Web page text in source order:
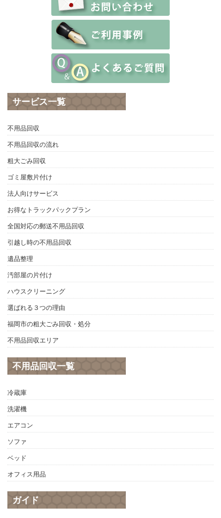
サービス一覧
不用品回収
不用品回収の流れ
粗大ごみ回収
ゴミ屋敷片付け
法人向けサービス
お得なトラックパックプラン
全国対応の郵送不用品回収
引越し時の不用品回収
遺品整理
汚部屋の片付け
ハウスクリーニング
選ばれる３つの理由
福岡市の粗大ごみ回収・処分
不用品回収エリア
不用品回収一覧
冷蔵庫
洗濯機
エアコン
ソファ
ベッド
オフィス用品
ガイド